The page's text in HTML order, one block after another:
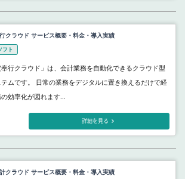
クラウド サービス概要・料金・導入実績
フト
奉行クラウド」は、会計業務を自動化できるクラウド型
ムです。 日常の業務をデジタルに置き換えるだけで経
効率化が図れます...
詳細を見る
クラウド サービス概要・料金・導入実績